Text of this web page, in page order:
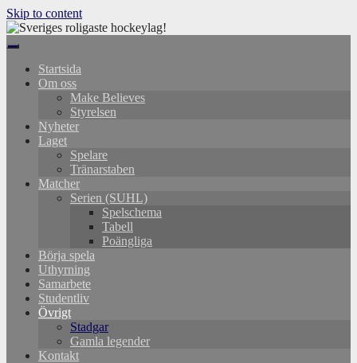
Skip to content
Startsida
Om oss
Make Believes
Styrelsen
Nyheter
Laget
Spelare
Tränarstaben
Matcher
Serien (SUHL)
Spelschema
Tabell
Poängliga
Börja spela
Uthyrning
Samarbete
Studentliv
Övrigt
Stadgar
Gamla legender
Kontakt